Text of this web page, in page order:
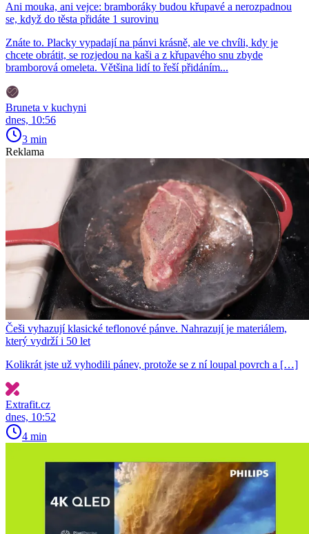
Ani mouka, ani vejce: bramboráky budou křupavé a nerozpadnou
se, když do těsta přidáte 1 surovinu
Znáte to. Placky vypadají na pánvi krásně, ale ve chvíli, kdy je
chcete obrátit, se rozjedou na kaši a z křupavého snu zbyde
bramborová omeleta. Většina lidí to řeší přidáním...
Bruneta v kuchyni
dnes, 10:56
3 min
Reklama
Češi vyhazují klasické teflonové pánve. Nahrazují je materiálem,
který vydrží i 50 let
Kolikrát jste už vyhodili pánev, protože se z ní loupal povrch a […]
Extrafit.cz
dnes, 10:52
4 min